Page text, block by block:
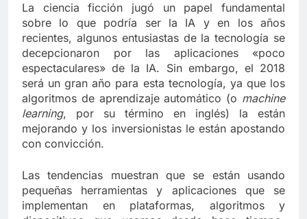
La ciencia ficción jugó un papel fundamental
sobre lo que podría ser la IA y en los años
recientes, algunos entusiastas de la tecnología se
decepcionaron por las aplicaciones «poco
espectaculares» de la IA. Sin embargo, el 2018
será un gran año para esta tecnología, ya que los
algoritmos de aprendizaje automático (o machine
learning, por su término en inglés) la están
mejorando y los inversionistas le están apostando
con convicción.
Las tendencias muestran que se están usando
pequeñas herramientas y aplicaciones que se
implementan en plataformas, algoritmos y